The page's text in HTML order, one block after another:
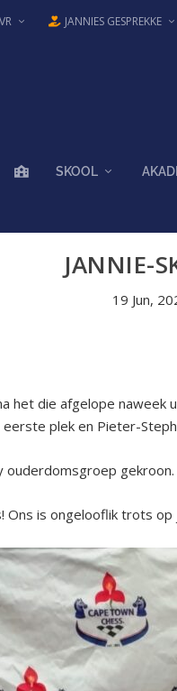
JANNIES GESPREKKE
SKOOL
JANNIE-
19 Jun,
het die afgelope naweek
plek en Pieter-
ouderdomsgroep gekroon.
Ons is ongelooflik trots op